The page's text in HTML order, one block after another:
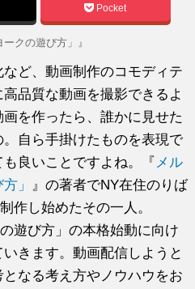
Pocket
クの遊び方」』
ど、動画制作のコモディテ
品質な動画を撮影できるよ
を作ったら、誰かに見せた
自ら手掛けたものを表現で
良いことですよね。『 メル
」
』の著者でNY在住のりば
作し始めたその一人。
遊び方」の本格始動に向け
きます。動画配信しようと
なる考え方やノウハウをお